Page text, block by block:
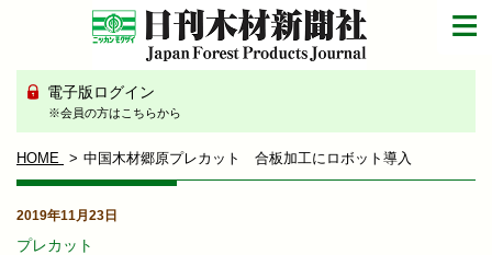
電子版ログイン
※会員の方はこちらから
HOME 中国木材郷原プレカット 合板加工にロボット導入
2019年11月23日
プレカット